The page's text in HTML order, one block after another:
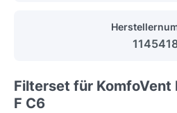
Filterset für KomfoVent
F C6